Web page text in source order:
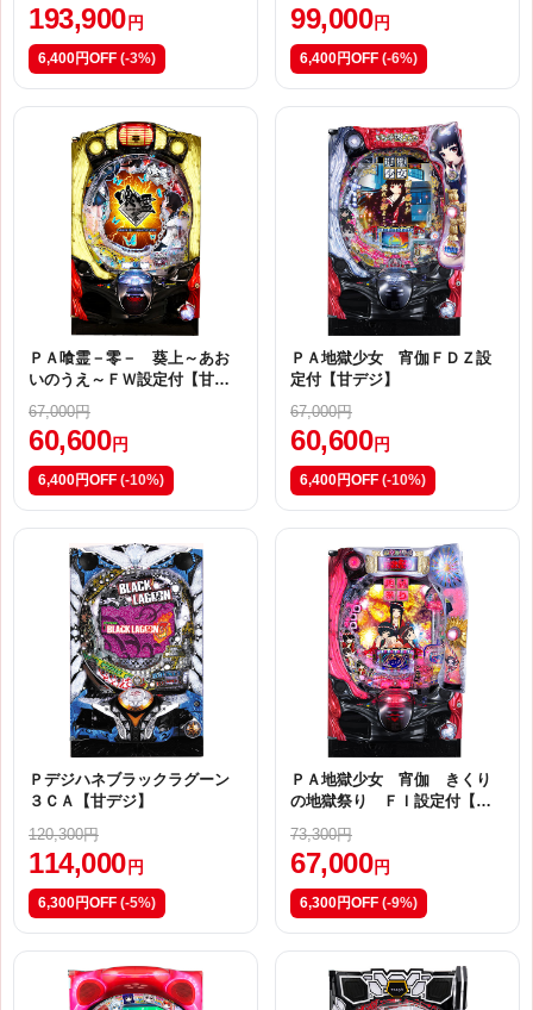
193,900 円
6,400円OFF (-3%)
99,000 円
6,400円OFF (-6%)
ＰＡ喰霊－零－ 葵上～あお
いのうえ～ＦＷ設定付【甘デ
67,000円
60,600 円
6,400円OFF (-10%)
ＰＡ地獄少女 宵伽ＦＤＺ設
定付【甘デジ】
67,000円
60,600 円
6,400円OFF (-10%)
Ｐデジハネブラックラグーン
３ＣＡ【甘デジ】
120,300円
114,000 円
6,300円OFF (-5%)
ＰＡ地獄少女 宵伽 きくり
の地獄祭り ＦＩ設定付【甘
73,300円
67,000 円
6,300円OFF (-9%)